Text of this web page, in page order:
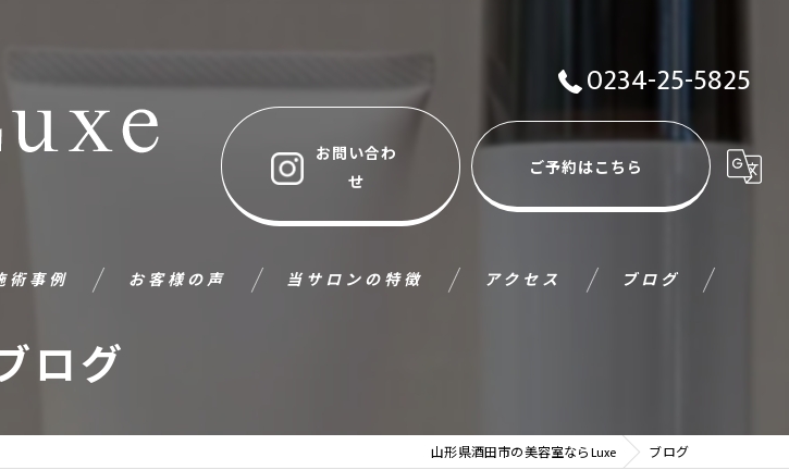
0234-25-5825
お問い合わ
せ
ご予約はこちら
術事例 お客様の声 当サロンの特徴 アクセス ブログ
ログ
山形県酒田市の美容室ならLuxe ブログ